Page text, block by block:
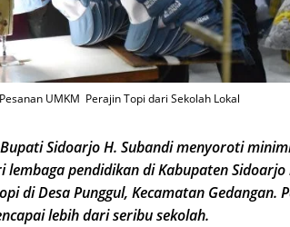
UMKM Perajin Topi dari Sekolah Lokal
Bupati Sidoarjo H. Subandi menyoroti
lembaga pendidikan di Kabupaten
di Desa Punggul, Kecamatan Gedangan.
lebih dari seribu sekolah.